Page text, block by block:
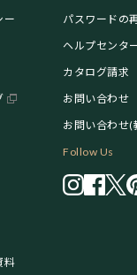
ー
パスワードの
ヘルプセンタ
カタログ請求
お問い合わせ
お問い合わせ(
料
Follow Us